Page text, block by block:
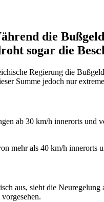
die
sogar die
Regierung die
Summe jedoch nur
ab 30 km/h innerorts und
mehr als 40 km/h innerorts
aus, sieht die Neuregelung